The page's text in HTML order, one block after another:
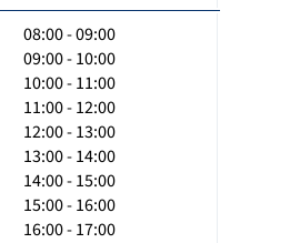
08:00 - 09:00
09:00 - 10:00
10:00 - 11:00
11:00 - 12:00
12:00 - 13:00
13:00 - 14:00
14:00 - 15:00
15:00 - 16:00
16:00 - 17:00